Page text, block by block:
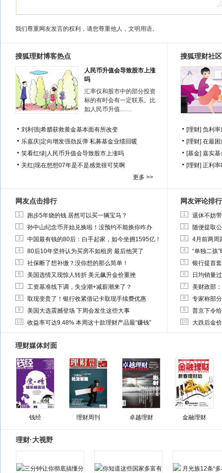
我们尊重网友发言的权利，请您尊重他人，文明用语。
搜狐理财博客热点
人民币升值会导致股市上涨
吗
汇率仅和股市中的部分投资
标的有时会有一定联系。比
如人民币升值……
刘利强 希腊获救黄金基本面有所改变
乐嘉庆 定向增发强劲反弹 私募基金业绩回暖
笑看红绿 人民币升值会导致股市上涨吗
关红 现在想想07年是不是感觉很可笑啊
更多 >>
搜狐理财社
[理财] 负利率
[理财] 在最困
[基金] 嘉实基
[理财] 正利率
网友点击排行
1 跑步5年烧的钱 居然可以买一辆宝马？
2 孙中山纪念币开始兑换啦！没预约不能换你咋办
3 中国最有钱的80后：白手起家，如今坐拥1595亿！
4 80后10年坚持认为买房不如租房 最后他哭了
5 社保断了想补缴？没你想的那么简单！
6 美国选情又现惊人转折 美元飙升金价重挫
7 工资基准线下调，失业潮+减薪潮来了？
8 取现变贵了！银行收紧借记卡取现手续费优惠
9 美国大选震撼登场 下周会发生这些大事
10 收益率可达9.48% 本周这十款理财产品最“赚钱”
网友评论排行
1 退休不妨
2 随便提取
3 4月前两周
4 “单独二孩
5 银行提首
6 日均销量
7 美财政部
8 专家称部
9 普京下令
10 大跌后金
理财媒体封面
钱经 理财周刊 卓越理财 金融理财
理财·大视野